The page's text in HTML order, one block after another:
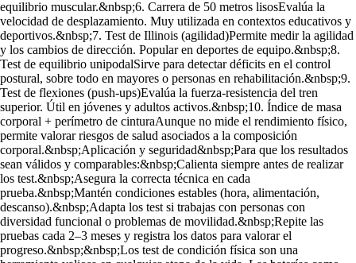
equilibrio muscular.&nbsp;6. Carrera de 50 metros lisosEvalúa la
velocidad de desplazamiento. Muy utilizada en contextos educativos y
deportivos.&nbsp;7. Test de Illinois (agilidad)Permite medir la agilidad
y los cambios de dirección. Popular en deportes de equipo.&nbsp;8.
Test de equilibrio unipodalSirve para detectar déficits en el control
postural, sobre todo en mayores o personas en rehabilitación.&nbsp;9.
Test de flexiones (push-ups)Evalúa la fuerza-resistencia del tren
superior. Útil en jóvenes y adultos activos.&nbsp;10. Índice de masa
corporal + perímetro de cinturaAunque no mide el rendimiento físico,
permite valorar riesgos de salud asociados a la composición
corporal.&nbsp;Aplicación y seguridad&nbsp;Para que los resultados
sean válidos y comparables:&nbsp;Calienta siempre antes de realizar
los test.&nbsp;Asegura la correcta técnica en cada
prueba.&nbsp;Mantén condiciones estables (hora, alimentación,
descanso).&nbsp;Adapta los test si trabajas con personas con
diversidad funcional o problemas de movilidad.&nbsp;Repite las
pruebas cada 2–3 meses y registra los datos para valorar el
progreso.&nbsp;&nbsp;Los test de condición física son una